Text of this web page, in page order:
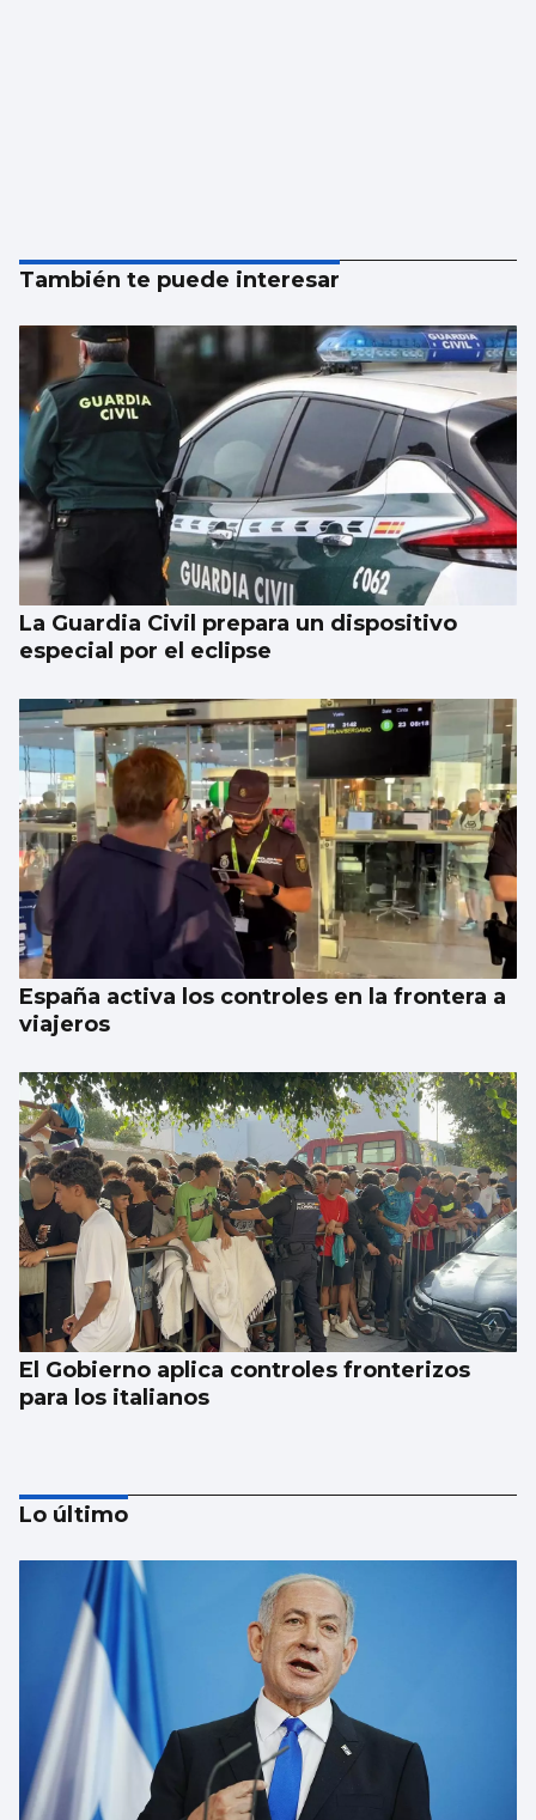
También te puede interesar
La Guardia Civil prepara un dispositivo
especial por el eclipse
España activa los controles en la frontera a
viajeros
El Gobierno aplica controles fronterizos
para los italianos
Se agrava la situación en Ceuta para
reubicar a los menores inmigrantes
Lo último